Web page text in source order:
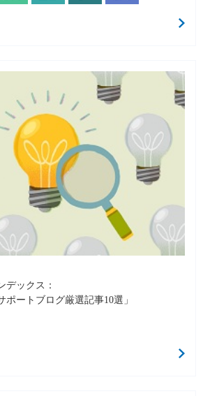
デックス：
ートブログ厳選記事10選」